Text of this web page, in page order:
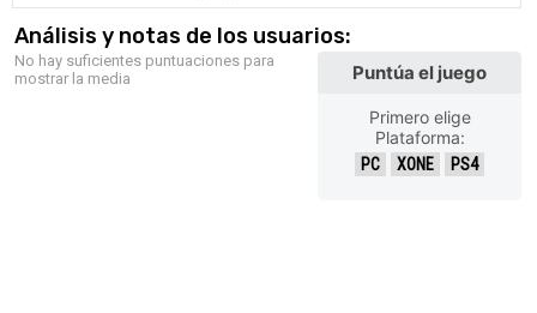
Análisis y notas de los usuarios:
No hay suficientes puntuaciones para
mostrar la media
Puntúa el juego
Primero elige
Plataforma:
PC XONE PS4